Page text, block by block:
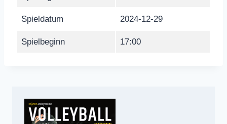
Spieldatum 2024-12-29
Spielbeginn 17:00